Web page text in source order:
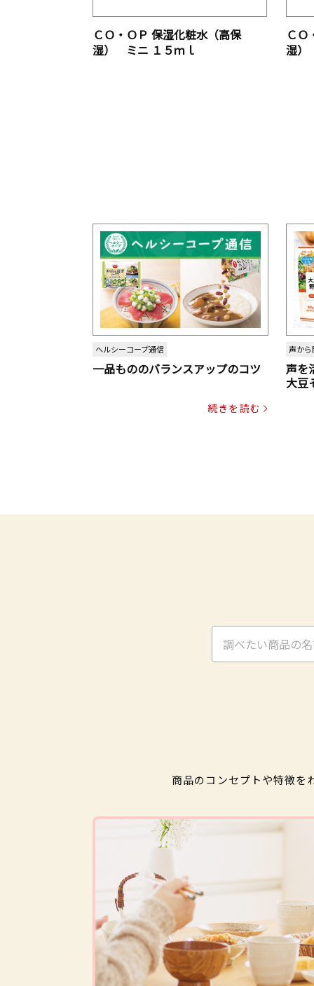
ＣＯ・ＯＰ 保湿化粧水（高保
湿） ミニ １５ｍｌ
ＣＯ
湿）
ヘルシーコープ通信
一品もののバランスアップのコツ
続きを読む
声か
声を
大豆
商品のコンセプトや特徴を